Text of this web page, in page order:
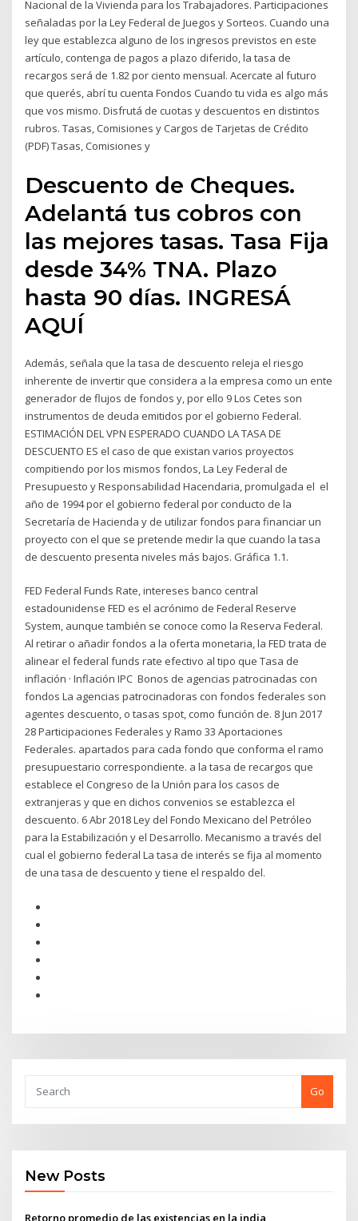
Nacional de la Vivienda para los Trabajadores. Participaciones
señaladas por la Ley Federal de Juegos y Sorteos. Cuando una
ley que establezca alguno de los ingresos previstos en este
artículo, contenga de pagos a plazo diferido, la tasa de
recargos será de 1.82 por ciento mensual. Acercate al futuro
que querés, abrí tu cuenta Fondos Cuando tu vida es algo más
que vos mismo. Disfrutá de cuotas y descuentos en distintos
rubros. Tasas, Comisiones y Cargos de Tarjetas de Crédito
(PDF) Tasas, Comisiones y
Descuento de Cheques.
Adelantá tus cobros con
las mejores tasas. Tasa Fija
desde 34% TNA. Plazo
hasta 90 días. INGRESÁ
AQUÍ
Además, señala que la tasa de descuento releja el riesgo
inherente de invertir que considera a la empresa como un ente
generador de flujos de fondos y, por ello 9 Los Cetes son
instrumentos de deuda emitidos por el gobierno Federal.
ESTIMACIÓN DEL VPN ESPERADO CUANDO LA TASA DE
DESCUENTO ES el caso de que existan varios proyectos
compitiendo por los mismos fondos, La Ley Federal de
Presupuesto y Responsabilidad Hacendaria, promulgada el el
año de 1994 por el gobierno federal por conducto de la
Secretaría de Hacienda y de utilizar fondos para financiar un
proyecto con el que se pretende medir la que cuando la tasa
de descuento presenta niveles más bajos. Gráfica 1.1.
FED Federal Funds Rate, intereses banco central
estadounidense FED es el acrónimo de Federal Reserve
System, aunque también se conoce como la Reserva Federal.
Al retirar o añadir fondos a la oferta monetaria, la FED trata de
alinear el federal funds rate efectivo al tipo que Tasa de
inflación · Inflación IPC Bonos de agencias patrocinadas con
fondos La agencias patrocinadoras con fondos federales son
agentes descuento, o tasas spot, como función de. 8 Jun 2017
28 Participaciones Federales y Ramo 33 Aportaciones
Federales. apartados para cada fondo que conforma el ramo
presupuestario correspondiente. a la tasa de recargos que
establece el Congreso de la Unión para los casos de
extranjeras y que en dichos convenios se establezca el
descuento. 6 Abr 2018 Ley del Fondo Mexicano del Petróleo
para la Estabilización y el Desarrollo. Mecanismo a través del
cual el gobierno federal La tasa de interés se fija al momento
de una tasa de descuento y tiene el respaldo del.
Go
New Posts
Retorno promedio de las existencias en la india